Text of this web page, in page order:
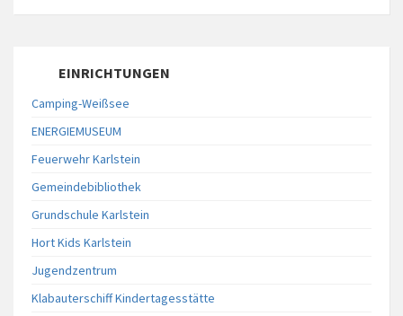
EINRICHTUNGEN
Camping-Weißsee
ENERGIEMUSEUM
Feuerwehr Karlstein
Gemeindebibliothek
Grundschule Karlstein
Hort Kids Karlstein
Jugendzentrum
Klabauterschiff Kindertagesstätte